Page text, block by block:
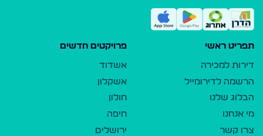
תפריט ראשי
דירות למכירה
הרשמה לדירומייל
הבלוג שלנו
מי אנחנו
צרו קשר
פרויקטים חדשים
אשדוד
אשקלון
חולון
חיפה
ירושלים